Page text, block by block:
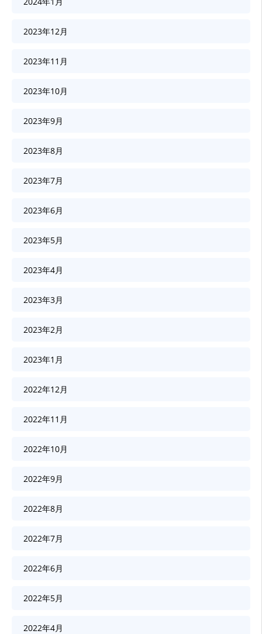
2023年12月
2023年11月
2023年10月
2023年9月
2023年8月
2023年7月
2023年6月
2023年5月
2023年4月
2023年3月
2023年2月
2023年1月
2022年12月
2022年11月
2022年10月
2022年9月
2022年8月
2022年7月
2022年6月
2022年5月
2022年4月